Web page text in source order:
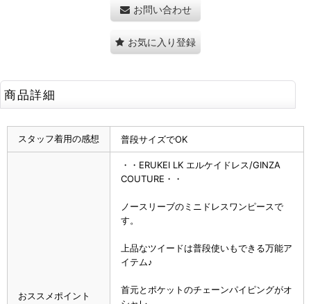
お問い合わせ
お気に入り登録
商品詳細
スタッフ着用の感想 普段サイズでOK
おススメポイント
・・ERUKEI LK エルケイドレス/GINZA
COUTURE・・
ノースリーブのミニドレスワンピースで
す。
上品なツイードは普段使いもできる万能ア
イテム♪
首元とポケットのチェーンパイピングがオ